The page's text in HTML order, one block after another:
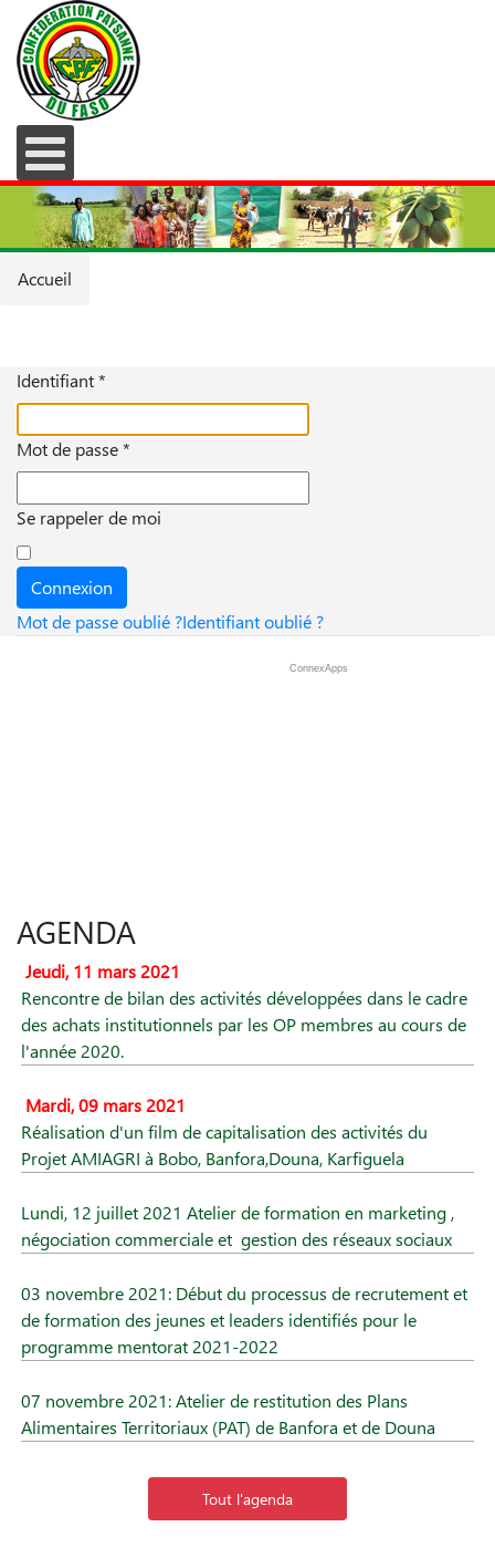
Accueil
Identifiant*
Mot de passe*
Se rappeler de moi
Connexion
Mot de passe oublié ?Identifiant oublié ?
ConnexApps
AGENDA
Jeudi, 11 mars 2021
Rencontre de bilan des activités développées dans le cadre
des achats institutionnels par les OP membres au cours de
l'année 2020.
Mardi, 09 mars 2021
Réalisation d'un film de capitalisation des activités du
Projet AMIAGRI à Bobo, Banfora,Douna, Karfiguela
Lundi, 12 juillet 2021 Atelier de formation en marketing ,
négociation commerciale et gestion des réseaux sociaux
03 novembre 2021: Début du processus de recrutement et
de formation des jeunes et leaders identifiés pour le
programme mentorat 2021-2022
07 novembre 2021: Atelier de restitution des Plans
Alimentaires Territoriaux (PAT) de Banfora et de Douna
Tout l'agenda